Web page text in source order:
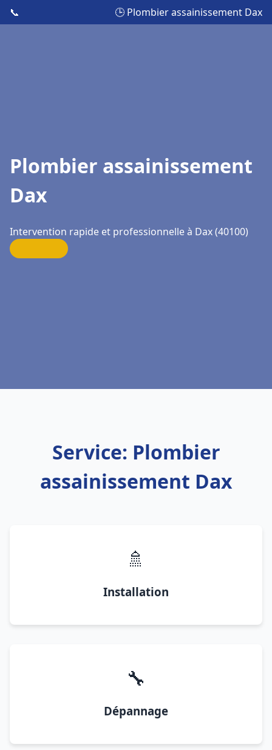
📞 🕒 Plombier assainissement Dax
Plombier assainissement
Dax
Intervention rapide et professionnelle à Dax (40100)
Service: Plombier
assainissement Dax
🚿
Installation
🔧
Dépannage